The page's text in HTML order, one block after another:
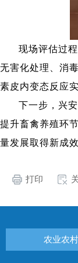
现场评估过
无害化处理、消
素皮内变态反应
下一步，兴
提升畜禽养殖环
量发展取得新成
打印
农业农